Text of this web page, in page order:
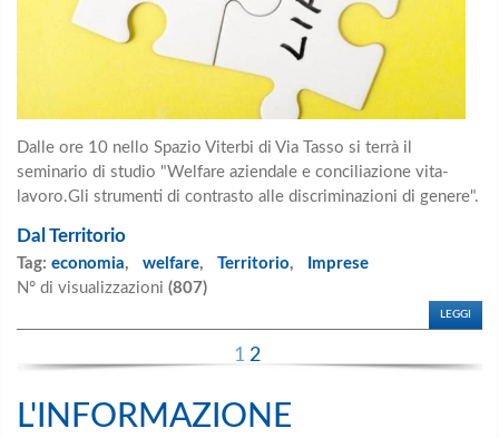
Dalle ore 10 nello Spazio Viterbi di Via Tasso si terrà il
seminario di studio "Welfare aziendale e conciliazione vita-
lavoro.Gli strumenti di contrasto alle discriminazioni di genere".
Dal Territorio
Tag: economia, welfare, Territorio,
Imprese
N° di visualizzazioni (807)
LEGGI
1 2
L'INFORMAZIONE